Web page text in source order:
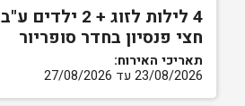
4 לילות לזוג + 2 ילדים ע"ב
חצי פנסיון בחדר סופריור
תאריכי האירוח:
23/08/2026 עד 27/08/2026